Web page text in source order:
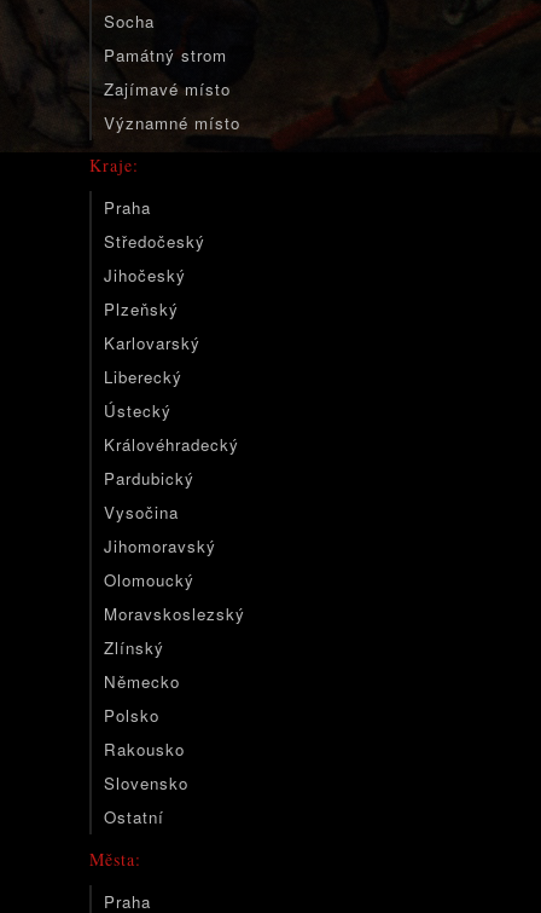
Socha
Památný strom
Zajímavé místo
Významné místo
Kraje:
Praha
Středočeský
Jihočeský
Plzeňský
Karlovarský
Liberecký
Ústecký
Královéhradecký
Pardubický
Vysočina
Jihomoravský
Olomoucký
Moravskoslezský
Zlínský
Německo
Polsko
Rakousko
Slovensko
Ostatní
Města:
Praha